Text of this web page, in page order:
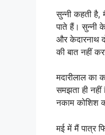
सुन्नी कहती
पाते हैं। सुन्नी
और केदारनाथ
की बात नहीं
मदारीलाल का
समझता ही
नकाम कोशिश
मई में मैं पात्र